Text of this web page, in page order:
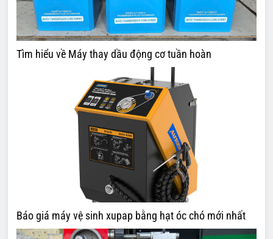
Tìm hiểu về Máy thay dầu động cơ tuần hoàn
Báo giá máy vệ sinh xupap bằng hạt óc chó mới nhất